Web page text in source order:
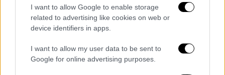
I want to allow Google to enable storage
related to advertising like cookies on web or
device identifiers in apps.
I want to allow my user data to be sent to
Google for online advertising purposes.
μόνος που έχει εμφανιστεί σε περισσότερα
επεισόδια από αυτόν ήταν ο David
Ο Newman εργαζόταν και ως πυροσβέστης